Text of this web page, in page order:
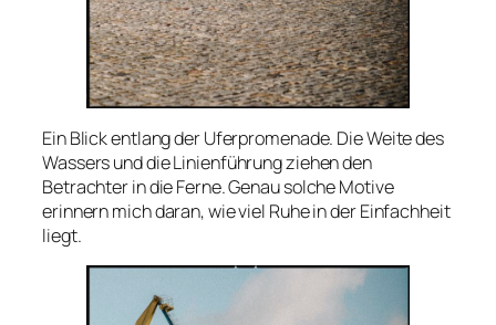
Ein Blick entlang der Uferpromenade. Die Weite des
Wassers und die Linienführung ziehen den
Betrachter in die Ferne. Genau solche Motive
erinnern mich daran, wie viel Ruhe in der Einfachheit
liegt.